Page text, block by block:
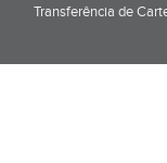
Transferência de